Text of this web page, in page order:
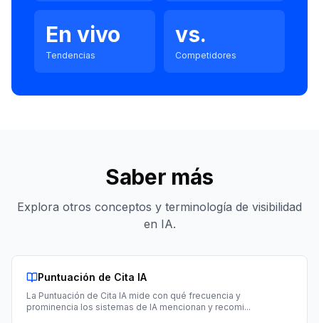
En vivo
Tendencias
vs.
Competidores
Saber más
Explora otros conceptos y terminología de visibilidad
en IA.
Puntuación de Cita IA
La Puntuación de Cita IA mide con qué frecuencia y
prominencia los sistemas de IA mencionan y recomi...